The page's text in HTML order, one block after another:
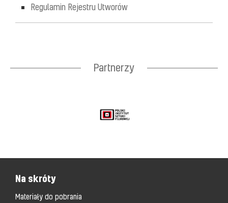
Regulamin Rejestru Utworów
Partnerzy
Na skróty
Materiały do pobrania